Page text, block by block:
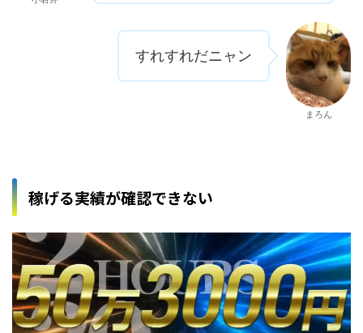
すれすれだニャン
まろん
稼げる実績が確認できない